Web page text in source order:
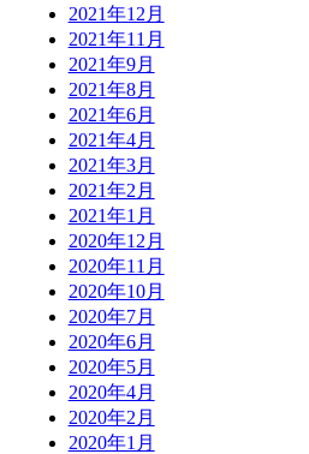
2021年12月
2021年11月
2021年9月
2021年8月
2021年6月
2021年4月
2021年3月
2021年2月
2021年1月
2020年12月
2020年11月
2020年10月
2020年7月
2020年6月
2020年5月
2020年4月
2020年2月
2020年1月